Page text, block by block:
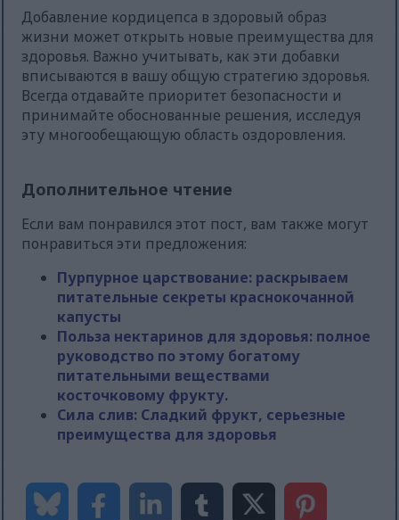
Добавление кордицепса в здоровый образ
жизни может открыть новые преимущества для
здоровья. Важно учитывать, как эти добавки
вписываются в вашу общую стратегию здоровья.
Всегда отдавайте приоритет безопасности и
принимайте обоснованные решения, исследуя
эту многообещающую область оздоровления.
Дополнительное чтение
Если вам понравился этот пост, вам также могут
понравиться эти предложения:
Пурпурное царствование: раскрываем
питательные секреты краснокочанной
капусты
Польза нектаринов для здоровья: полное
руководство по этому богатому
питательными веществами
косточковому фрукту.
Сила слив: Сладкий фрукт, серьезные
преимущества для здоровья